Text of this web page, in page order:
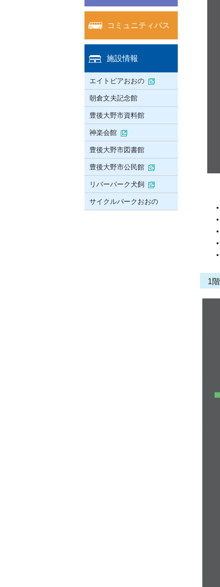
1階
コミュニティバス
施設情報
エイトピアおおの
朝倉文夫記念館
豊後大野市資料館
神楽会館
豊後大野市図書館
豊後大野市公民館
リバーパーク犬飼
サイクルパークおおの